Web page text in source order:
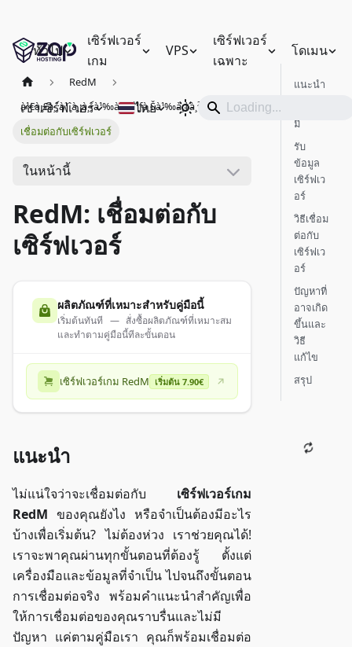
ทั่วไป
เซิร์ฟเวอร์
เกม
VPS
เซิร์ฟเวอร์
เฉพาะ
โดเมน
เช่าเซิร์ฟเวอร์ ไทย
RedM
à¹€à¸£à¸´à¹ˆà¸¡à¸•à¹‰à¸™à¹ƒà¸Šà¹‰à¸‡à¸²à¸™
เชื่อมต่อกับเซิร์ฟเวอร์
ในหน้านี้
RedM: เชื่อมต่อกับ
เซิร์ฟเวอร์
ผลิตภัณฑ์ที่เหมาะสำหรับคู่มือนี้
เริ่มต้นทันที — สั่งซื้อผลิตภัณฑ์ที่เหมาะสม
และทำตามคู่มือนี้ทีละขั้นตอน
เซิร์ฟเวอร์เกม RedM เริ่มต้น 7.90€
แนะนำ
ไม่แน่ใจว่าจะเชื่อมต่อกับ เซิร์ฟเวอร์เกม
RedM ของคุณยังไง หรือจำเป็นต้องมีอะไร
บ้างเพื่อเริ่มต้น? ไม่ต้องห่วง เราช่วยคุณได้!
เราจะพาคุณผ่านทุกขั้นตอนที่ต้องรู้ ตั้งแต่
เครื่องมือและข้อมูลที่จำเป็น ไปจนถึงขั้นตอน
การเชื่อมต่อจริง พร้อมคำแนะนำสำคัญเพื่อ
ให้การเชื่อมต่อของคุณราบรื่นและไม่มี
ปัญหา แค่ตามคู่มือเรา คุณก็พร้อมเชื่อมต่อ
แนะนำ
มี
รับ
ข้อมูล
เซิร์ฟเว
อร์
วิธีเชื่อม
ต่อกับ
เซิร์ฟเว
อร์
ปัญหาที่
อาจเกิด
ขึ้นและ
วิธี
แก้ไข
สรุป